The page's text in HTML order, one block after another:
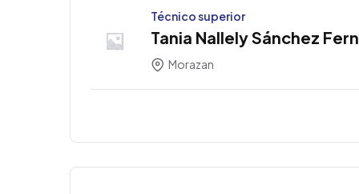
Técnico superior
Tania Nallely Sánchez
Morazan